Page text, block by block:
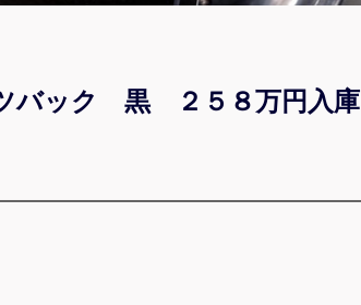
バック 黒 ２５８万円入庫